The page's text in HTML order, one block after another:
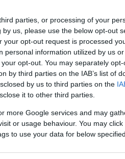
parties, or processing of your
us, please use the below opt-out
opt-out request is processed
personal information utilized by us
opt-out. You may separately
by third parties on the IAB’s list of
by us to third parties on the
it to other third parties.
more Google services and may
or usage behaviour. You may
to use your data for below
στο Αρχαίο Θέατρο
ομάδα κωφών «Τρελά
Κοινός Λόγος, σε
Τις ίδιες
(Κουρσούμ Τζαμί) στα
θεατρική παράσταση
κείμενο Αντώνη